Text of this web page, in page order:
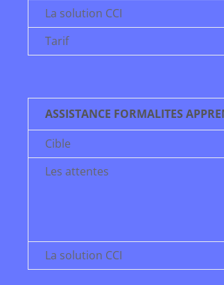
La solution CCI
Tarif
ASSISTANCE FORMALITES
Cible
Les attentes
La solution CCI